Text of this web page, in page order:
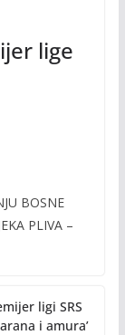
lige
BOSNE
PLIVA –
ligi SRS
i amura’